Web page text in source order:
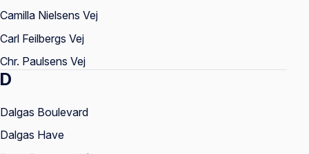
Camilla Nielsens Vej
Carl Feilbergs Vej
Chr. Paulsens Vej
D
Dalgas Boulevard
Dalgas Have